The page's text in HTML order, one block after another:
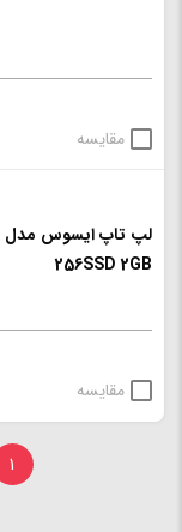
مقایسه
256SSD 2GB
مقایسه
1